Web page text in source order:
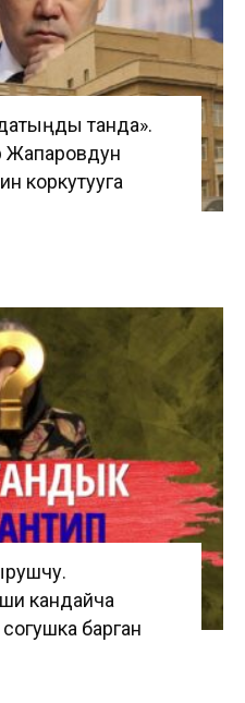
танда».
Жапаровдун
коркутууга
кандайча
барган